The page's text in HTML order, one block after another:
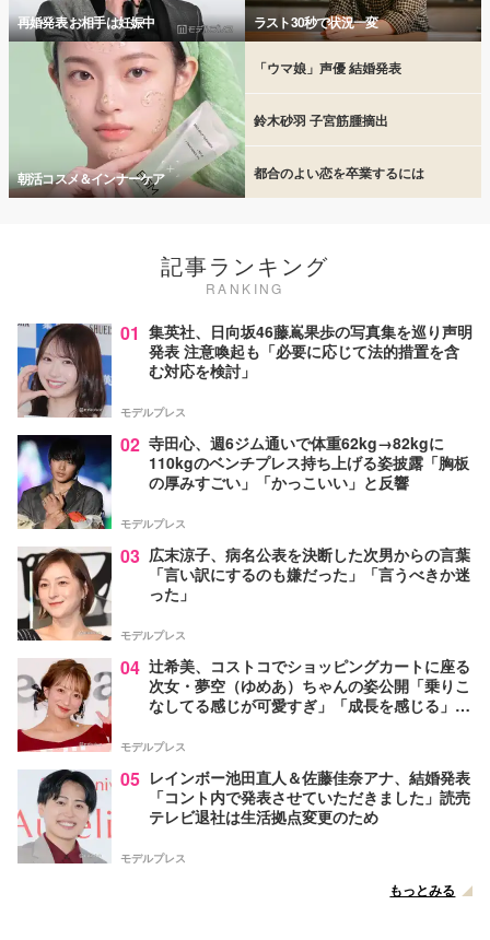
再婚発表 お相手は妊娠中 ラスト30秒で状況一変
朝活コスメ＆インナーケア
「ウマ娘」声優 結婚発表
鈴木砂羽 子宮筋腫摘出
都合のよい恋を卒業するには
記事ランキング
RANKING
01 集英社、日向坂46藤嶌果歩の写真集を巡り声明
発表 注意喚起も「必要に応じて法的措置を含
む対応を検討」
モデルプレス
02 寺田心、週6ジム通いで体重62kg→82kgに
110kgのベンチプレス持ち上げる姿披露「胸板
の厚みすごい」「かっこいい」と反響
モデルプレス
03 広末涼子、病名公表を決断した次男からの言葉
「言い訳にするのも嫌だった」「言うべきか迷
った」
モデルプレス
04 辻希美、コストコでショッピングカートに座る
次女・夢空（ゆめあ）ちゃんの姿公開「乗りこ
なしてる感じが可愛すぎ」「成長を感じる」の
モデルプレス
05 レインボー池田直人＆佐藤佳奈アナ、結婚発表
「コント内で発表させていただきました」読売
テレビ退社は生活拠点変更のため
モデルプレス
もっとみる